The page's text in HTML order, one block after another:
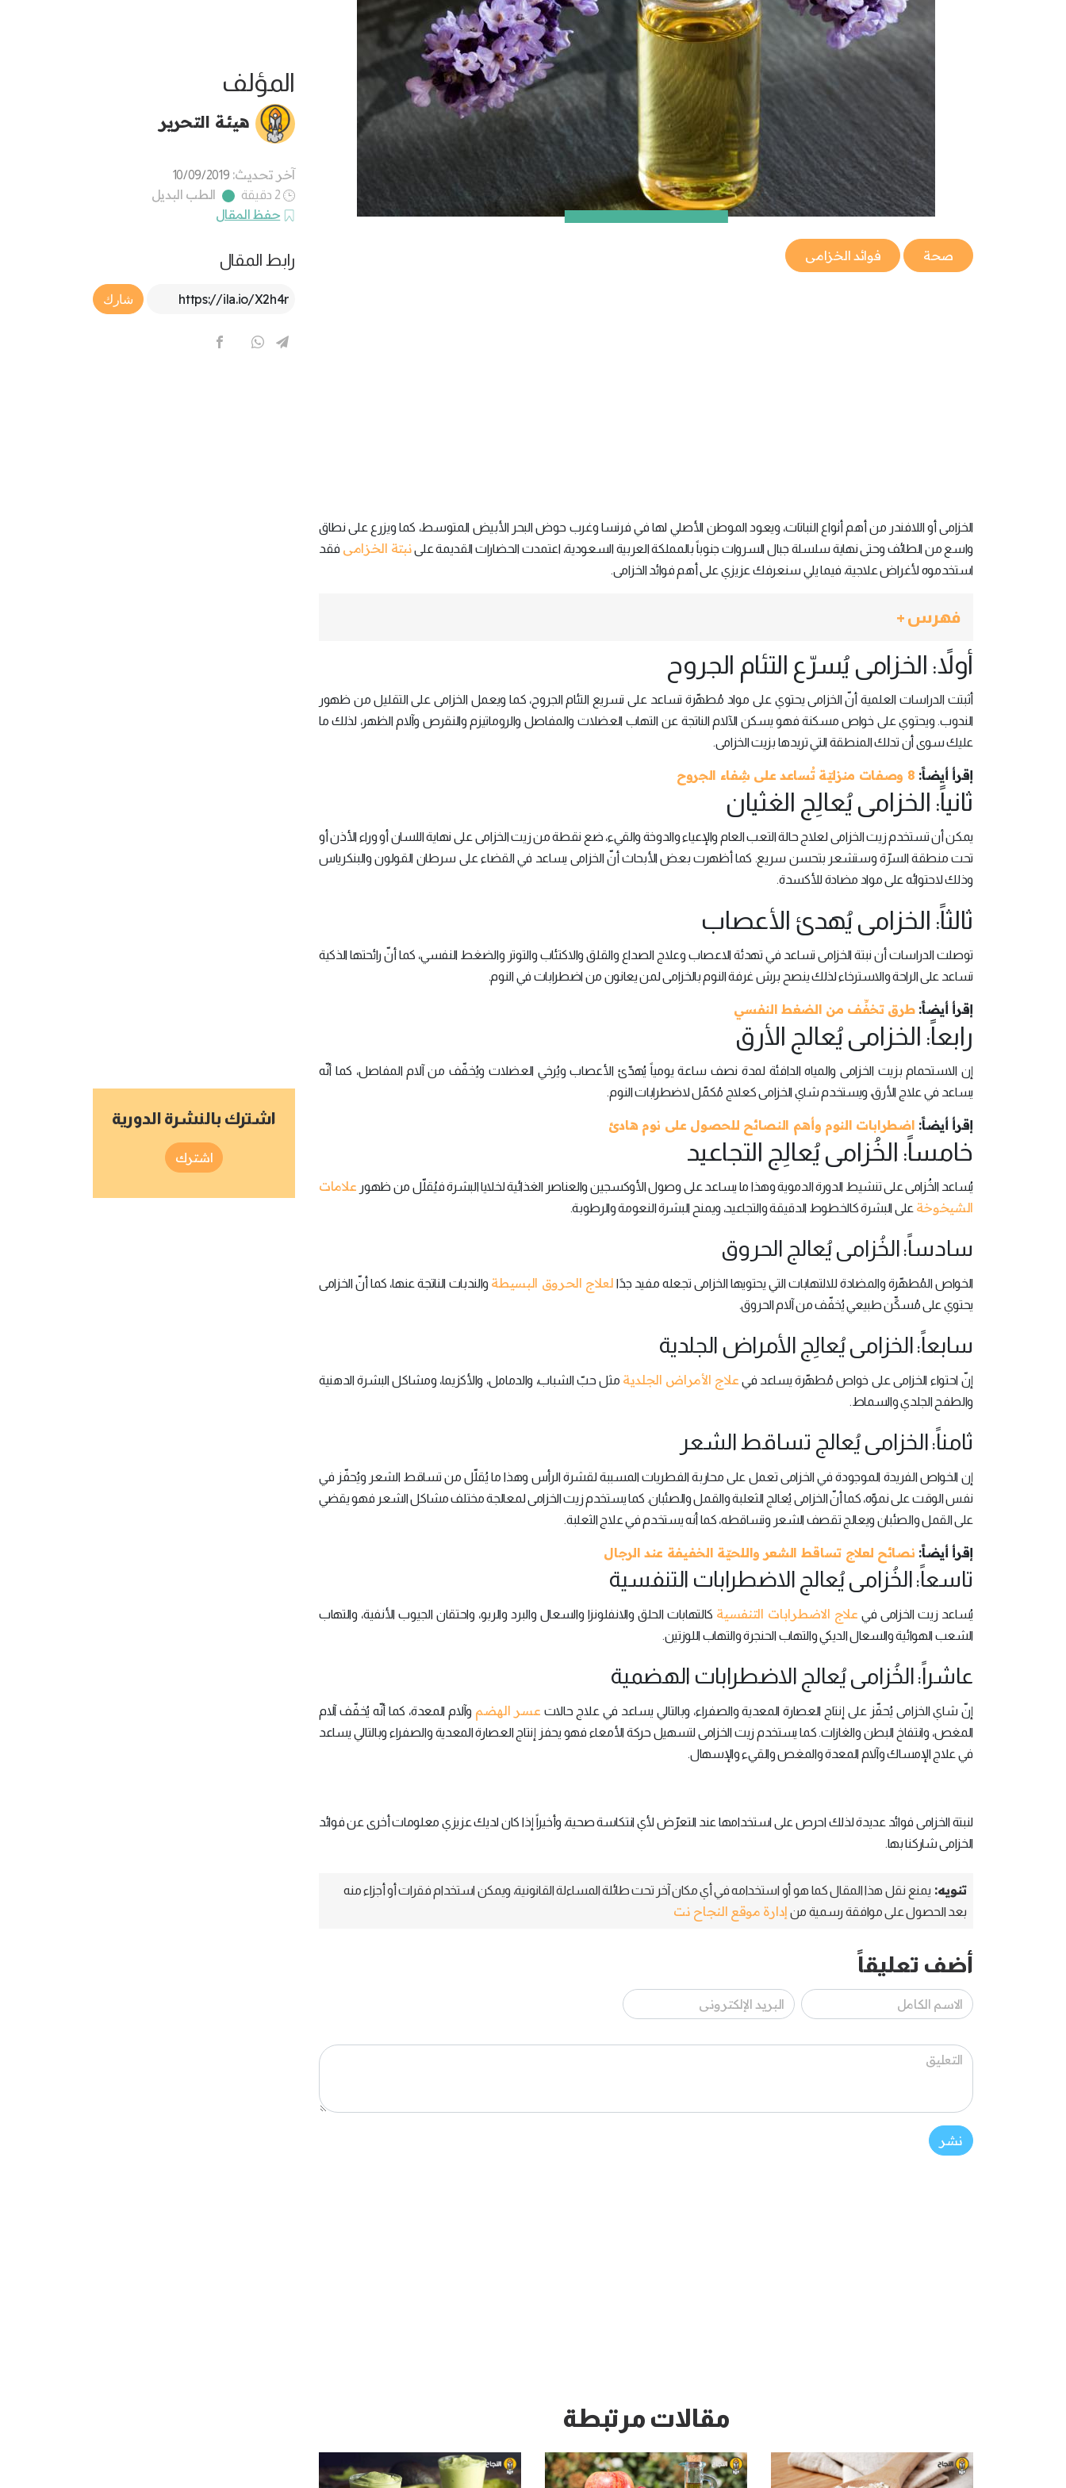
صحة فوائد الخزامى
الخزامى أو اللافندر من أهم أنواع النباتات، ويعود الموطن الأصلي لها في فرنسا وغرب حوض البحر الأبيض المتوسط، كما ويزرع على نطاق
واسع من الطائف وحتى نهاية سلسلة جبال السروات جنوباً بالمملكة العربية السعودية، اعتمدت الحضارات القديمة علىنبتة الخزامى فقد
استخدموه لأغراض علاجية، فيما يلي سنعرفك عزيزي على أهم فوائد الخزامى.
المؤلف
هيئة التحرير
آخر تحديث: 10/09/2019
2 دقيقة
الطب البديل
حفظ المقال
رابط المقال
Article Link
شارك
فهرس +
أولاً: الخزامى يُسرّع التئام الجروح
أثبتت الدراسات العلمية أنّ الخزامى يحتوي على مواد مُطهّرة تساعد على تسريع التئام الجروح، كما ويعمل الخزامى على التقليل من ظهور
الندوب. ويحتوي على خواص مسكنة فهو يسكن الآلام الناتجة عن التهاب العضلات والمفاصل والروماتيزم والنقرص وآلام الظهر، لذلك ما
عليك سوى أن تدلك المنطقة التي تريدها بزيت الخزامى.
إقرأ أيضاً: 8 وصفات منزليّة تُساعد على شِفاء الجروح
ثانياً: الخزامى يُعالِج الغثيان
يمكن أن تستخدم زيت الخزامى لعلاج حالة التعب العام والإعياء والدوخة والقيء، ضع نقطة من زيت الخزامى على نهاية اللسان أو وراء الأذن أو
تحت منطقة السرّة وستشعر بتحسن سريع. كما أظهرت بعض الأبحاث أنّ الخزامى يساعد في القضاء على سرطان القولون والبنكرياس
وذلك لاحتوائه على مواد مضادة للأكسدة.
ثالثاً: الخزامى يُهدئ الأعصاب
توصلت الدراسات أن نبتة الخزامى تساعد في تهدئة الاعصاب وعلاج الصداع والقلق والاكتئاب والتوتر والضغط النفسي، كما أنّ رائحتها الذكية
تساعد على الراحة والاسترخاء لذلك ينصح برش غرفة النوم بالخزامى لمن يعانون من اضطرابات في النوم.
إقرأ أيضاً:طرق تخفِّف من الضغط النفسي
رابعاً: الخزامى يُعالج الأرق
إن الاستحمام بزيت الخزامى والمياه الدافئة لمدة نصف ساعة يومياً يُهدّئ الأعصاب ويُرخي العضلات ويُخفّف من آلام المفاصل، كما أنّه
يساعد في علاج الأرق، ويستخدم شاي الخزامى كعلاج مُكمّل لاضطرابات النوم.
إقرأ أيضاً: اضطرابات النوم وأهم النصائح للحصول على نوم هادئ
خامساً: الخُزامى يُعالِج التجاعيد
يُساعد الخُزامى على تنشيط الدورة الدموية وهذا ما يساعد على وصول الأوكسجين والعناصر الغذائية لخلايا البشرة فيُقلّل من ظهور علامات
الشيخوخة على البشرة كالخطوط الدقيقة والتجاعيد، ويمنح البشرة النعومة والرطوبة.
سادساً: الخُزامى يُعالج الحروق
الخواص المُطهّرة والمضادة للالتهابات التي يحتويها الخزامى تجعله مفيد جدًا لعلاج الحروق البسيطة والندبات الناتجة عنها، كما أنّ الخزامى
يحتوي على مُسكِّن طبيعي يُخفّف من آلام الحروق.
سابعاً: الخزامى يُعالِج الأمراض الجلدية
إنّ احتواء الخزامى على خواص مُطهّرة يساعد في علاج الأمراض الجلدية مثل حبّ الشباب، والدمامل، والأكزيما، ومشاكل البشرة الدهنية
والطفح الجلدي والسماط.
ثامناً: الخزامى يُعالج تساقط الشعر
إن الخواص الفريدة الموجودة في الخزامى تعمل على محاربة الفطريات المسببة لقشرة الرأس وهذا ما يُقلّل من تساقط الشعر ويُحفّز في
نفس الوقت على نموّه، كما أنّ الخزامى يُعالج الثعلبة والقمل والصئبان. كما يستخدم زيت الخزامى لمعالجة مختلف مشاكل الشعر فهو يقضي
على القمل والصئبان ويعالج تقصف الشعر وتساقطه، كما أنه يستخدم في علاج الثعلبة.
إقرأ أيضاً: نصائح لعلاج تساقط الشعر واللحيّة الخفيفة عند الرجال
تاسعاً: الخُزامى يُعالج الاضطرابات التنفسية
يُساعد زيت الخزامى في علاج الاضطرابات التنفسية كالتهابات الحلق والانفلونزا والسعال والبرد والربو، واحتقان الجيوب الأنفية، والتهاب
الشعب الهوائية والسعال الديكي والتهاب الحنجرة والتهاب اللوزتين.
عاشراً: الخُزامى يُعالج الاضطرابات الهضمية
إنّ شاي الخزامى يُحفّز على إنتاج العصارة المعدية والصفراء، وبالتالي يساعد في علاج حالات عسر الهضم وآلام المعدة، كما أنّه يُخفّف آلام
المغص، وانتفاخ البطن والغازات. كما يستخدم زيت الخزامى لتسهيل حركة الأمعاء فهو يحفز إنتاج العصارة المعدية والصفراء وبالتالي يساعد
في علاج الإمساك وآلام المعدة والمغص والقيء والإسهال.
لنبتة الخزامى فوائد عديدة لذلك احرص على استخدامها عند التعرّض لأي انتكاسة صحية، وأخيراً إذا كان لديك عزيزي معلومات أخرى عن فوائد
الخزامى شاركنا بها.
تنويه: يمنع نقل هذا المقال كما هو أو استخدامه في أي مكان آخر تحت طائلة المساءلة القانونية، ويمكن استخدام فقرات أو أجزاء منه
بعد الحصول على موافقة رسمية من إدارة موقع النجاح نت
أضف تعليقاً
نشر
اشترك بالنشرة الدورية
اشترك
مقالات مرتبطة